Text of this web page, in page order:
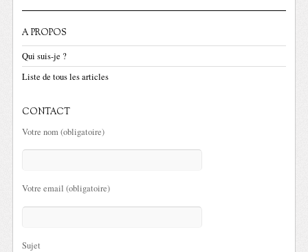
A PROPOS
Qui suis-je ?
Liste de tous les articles
CONTACT
Votre nom (obligatoire)
Votre email (obligatoire)
Sujet